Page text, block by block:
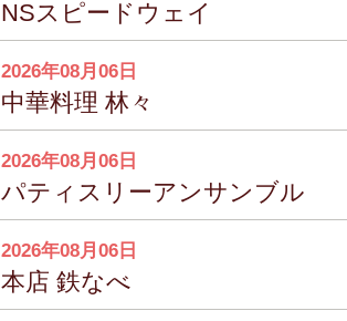
NSスピードウェイ
2026年08月06日
中華料理 林々
2026年08月06日
パティスリーアンサンブル
2026年08月06日
本店 鉄なべ